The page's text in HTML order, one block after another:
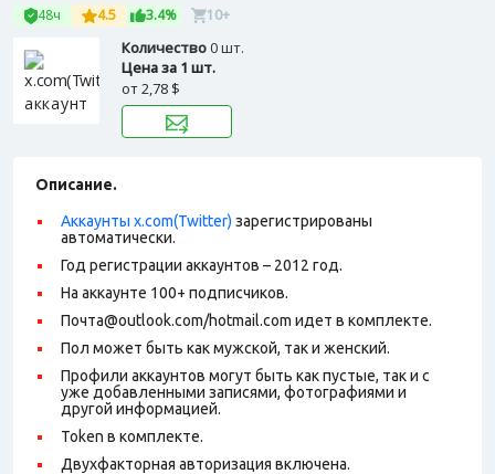
48ч 4.5 3.4% 10+
Количество0 шт.
Цена за 1 шт.
от2,78 $
Описание.
Аккаунты x.com(Twitter) зарегистрированы
автоматически.
Год регистрации аккаунтов – 2012 год.
На аккаунте 100+ подписчиков.
Почта@outlook.com/hotmail.com идет в комплекте.
Пол может быть как мужской, так и женский.
Профили аккаунтов могут быть как пустые, так и с
уже добавленными записями, фотографиями и
другой информацией.
Token в комплекте.
Двухфакторная авторизация включена.